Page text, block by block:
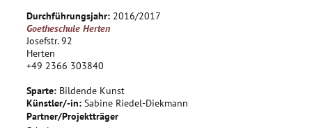
neue Materialien kennen, bilden dabei Grob- und
Feinmotorik weiter aus und schulen ihre
Konzentrationsfähigkeit.
Das Thema liegt im Bereich der Fantasie, das ermöglicht den
Kindern einen leichteren Zugang zu ihrem kreativen
Potenzial. Die gemeinsame Gestaltung eines
Gesamtkunstwerks mit öffentlicher Präsentation und
Durchführungsjahr: 2016/2017
Goetheschule Herten
Josefstr. 92
Herten
+49 2366 303840
Sparte: Bildende Kunst
Künstler/-in: Sabine Riedel-Diekmann
Partner/Projektträger